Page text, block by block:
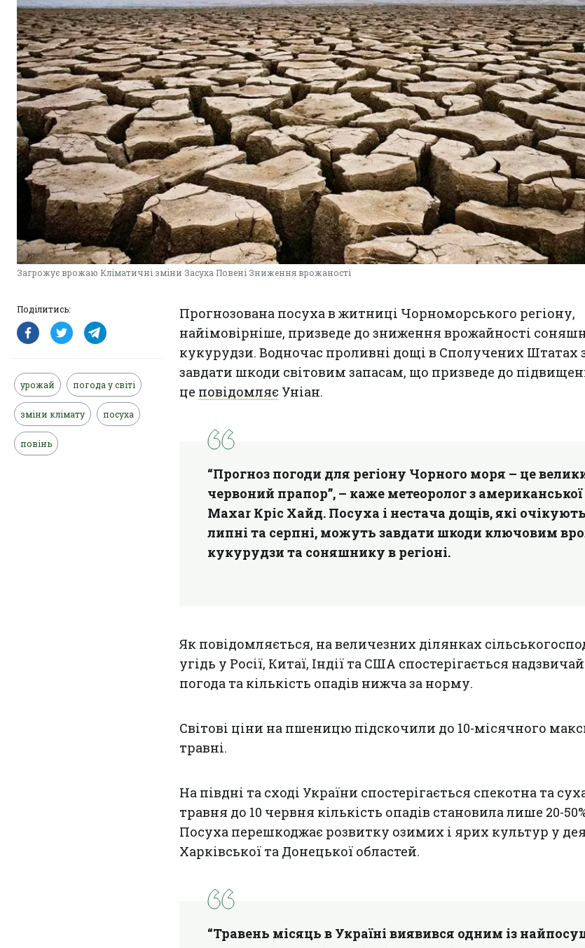
Загрожує врожаю Кліматичні зміни Засуха Повені Зниження врожаності
Поділитись:
урожай погода у світі
зміни клімату посуха
повінь
Прогнозована посуха в житниці Чорноморського регіону,
найімовірніше, призведе до зниження врожайності
кукурудзи. Водночас проливні дощі в Сполучених Штатах
завдати шкоди світовим запасам, що призведе до
це повідомляє Уніан.
“Прогноз погоди для регіону Чорного моря – це
червоний прапор”, – каже метеоролог з американської
Maxar Кріс Хайд. Посуха і нестача дощів, які
липні та серпні, можуть завдати шкоди ключовим
кукурудзи та соняшнику в регіоні.
Як повідомляється, на величезних ділянках
угідь у Росії, Китаї, Індії та США спостерігається
погода та кількість опадів нижча за норму.
Світові ціни на пшеницю підскочили до 10-місячного
травні.
На півдні та сході України спостерігається спекотна та
травня до 10 червня кількість опадів становила лише 20-
Посуха перешкоджає розвитку озимих і ярих культур у
Харківської та Донецької областей.
“Травень місяць в Україні виявився одним із